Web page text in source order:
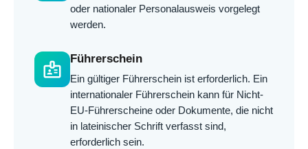
oder nationaler Personalausweis vorgelegt
werden.
badge
Führerschein
Ein gültiger Führerschein ist erforderlich. Ein
internationaler Führerschein kann für Nicht-
EU-Führerscheine oder Dokumente, die nicht
in lateinischer Schrift verfasst sind,
erforderlich sein.